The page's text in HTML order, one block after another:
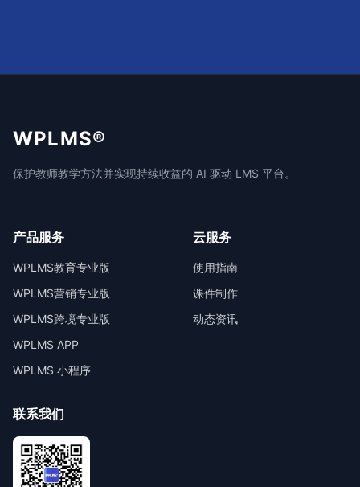
WPLMS®
保护教师教学方法并实现持续收益的 AI 驱动 LMS 平台。
产品服务
WPLMS教育专业版
WPLMS营销专业版
WPLMS跨境专业版
WPLMS APP
WPLMS 小程序
云服务
使用指南
课件制作
动态资讯
联系我们